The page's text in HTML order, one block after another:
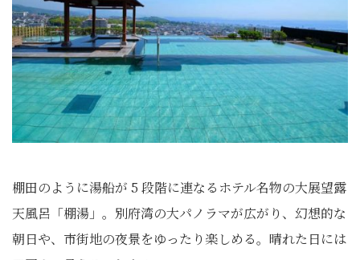
棚田のように湯船が 5 段階に連なるホテル名物の大展望露
天風呂「棚湯」。別府湾の大パノラマが広がり、幻想的な
朝日や、市街地の夜景をゆったり楽しめる。晴れた日には